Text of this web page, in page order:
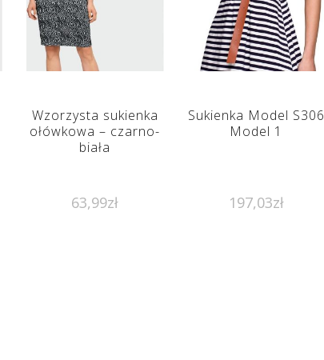
Wzorzysta sukienka
ołówkowa – czarno-
biała
63,99zł
Sukienka Model S306
Model 1
197,03zł